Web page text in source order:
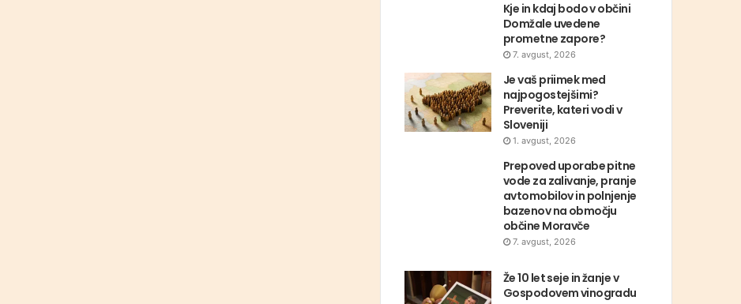
Kje in kdaj bodo v občini
Domžale uvedene
prometne zapore?
7. avgust, 2026
Je vaš priimek med
najpogostejšimi?
Preverite, kateri vodi v
Sloveniji
1. avgust, 2026
Prepoved uporabe pitne
vode za zalivanje, pranje
avtomobilov in polnjenje
bazenov na območju
občine Moravče
7. avgust, 2026
Že 10 let seje in žanje v
Gospodovem vinogradu